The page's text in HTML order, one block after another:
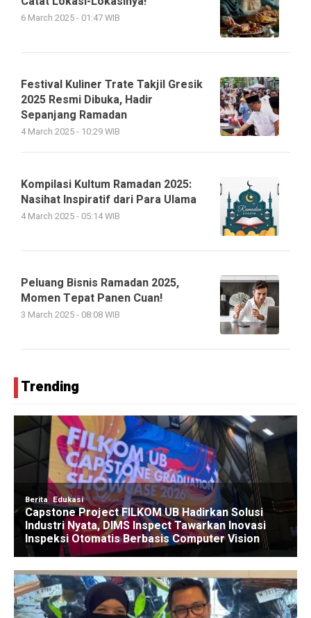
6 March 2025 - 01:47 WIB
Festival Kuliner Trate Takjil Gresik
2025 Resmi Dibuka, Hadir
Sepanjang Ramadan
4 March 2025 - 10:29 WIB
Kompilasi Kultum Ramadan 2025:
Nasihat Inspiratif dari Para Ulama
4 March 2025 - 05:14 WIB
Peluang Bisnis Ramadan 2025,
Momen Tepat Panen Cuan!
3 March 2025 - 08:08 WIB
Trending